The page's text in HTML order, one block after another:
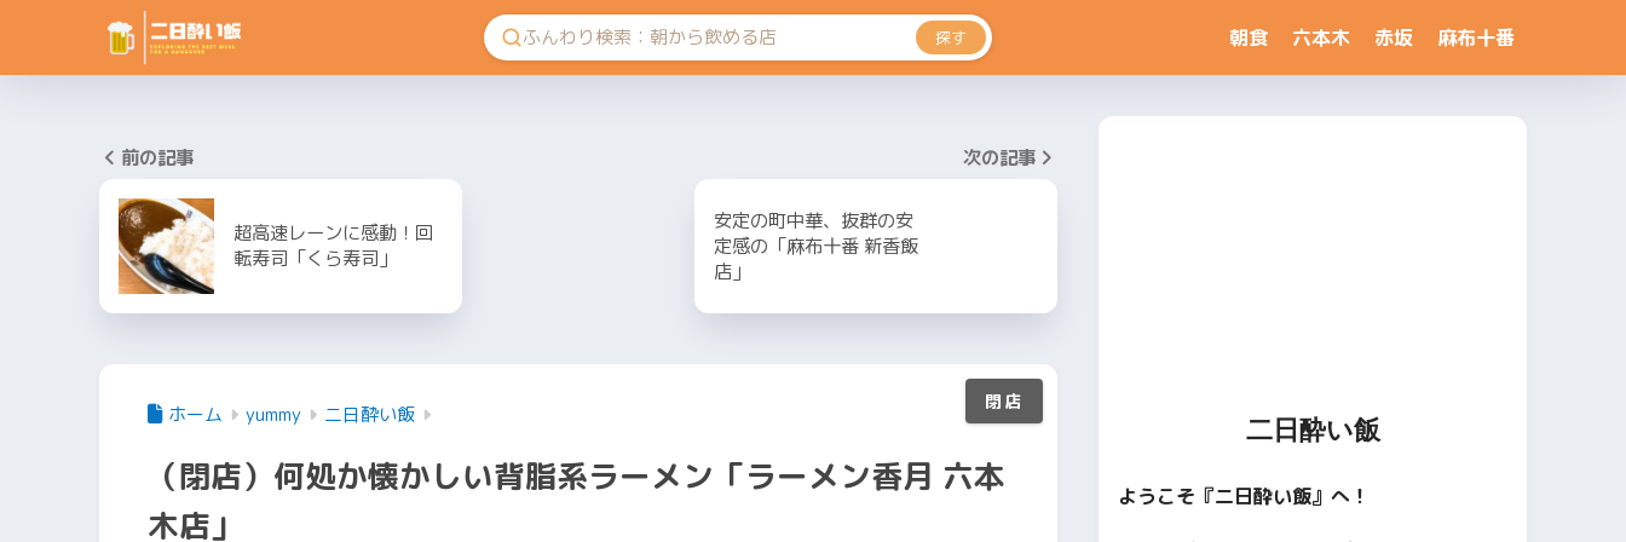
探す 朝食 六本木 赤坂 麻布十番
前の記事
超高速レーンに感動！回
転寿司「くら寿司」
次の記事
安定の町中華、抜群の安
定感の「麻布十番 新香飯
店」
ホーム yummy 二日酔い飯
（閉店）何処か懐かしい背脂系ラーメン「ラーメン香月 六本
木店」
二日酔い飯
ようこそ『二日酔い飯』へ！